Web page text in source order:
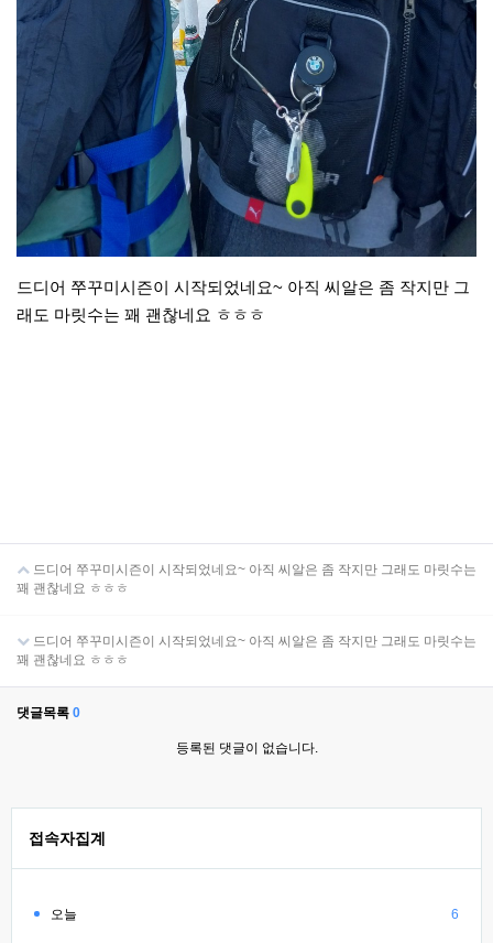
드디어 쭈꾸미시즌이 시작되었네요~ 아직 씨알은 좀 작지만 그
래도 마릿수는 꽤 괜찮네요 ㅎㅎㅎ
드디어 쭈꾸미시즌이 시작되었네요~ 아직 씨알은 좀 작지만 그래도 마릿수는
꽤 괜찮네요 ㅎㅎㅎ
드디어 쭈꾸미시즌이 시작되었네요~ 아직 씨알은 좀 작지만 그래도 마릿수는
꽤 괜찮네요 ㅎㅎㅎ
댓글목록 0
등록된 댓글이 없습니다.
접속자집계
오늘 6